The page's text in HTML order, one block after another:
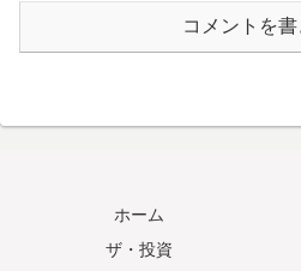
コメントを
ホーム
ザ・投資